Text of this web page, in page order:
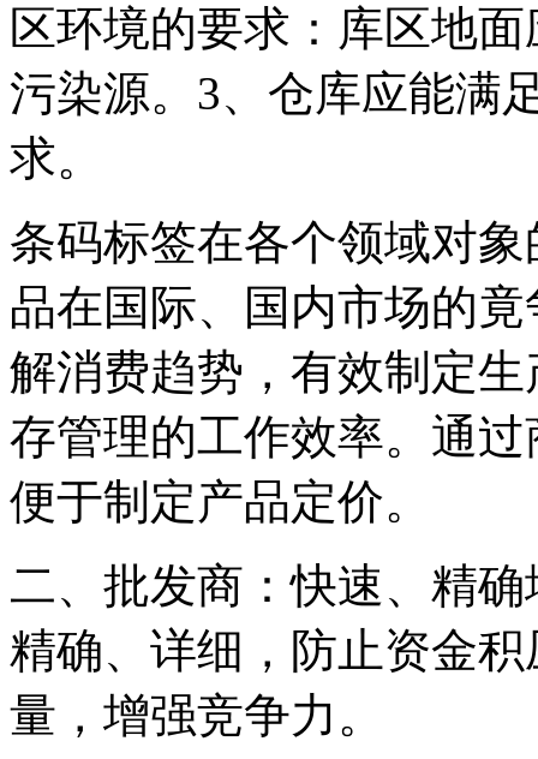
区环境的要求：库区地
污染源。3、仓库应能满
求。
条码标签在各个领域对
品在国际、国内市场的
解消费趋势，有效制定
存管理的工作效率。通
便于制定产品定价。
二、批发商：快速、精
精确、详细，防止资金
量，增强竞争力。